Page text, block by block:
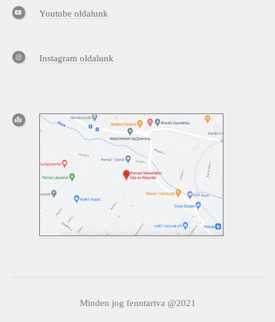
Youtube oldalunk
Instagram oldalunk
Minden jog fenntartva @2021